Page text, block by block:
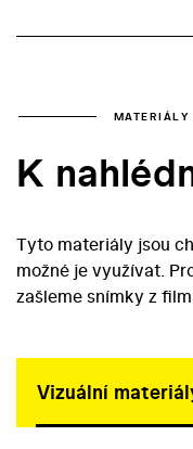
MATERIÁLY
K
Tyto materiály jsou
možné je využívat.
zašleme snímky z
Vizuální